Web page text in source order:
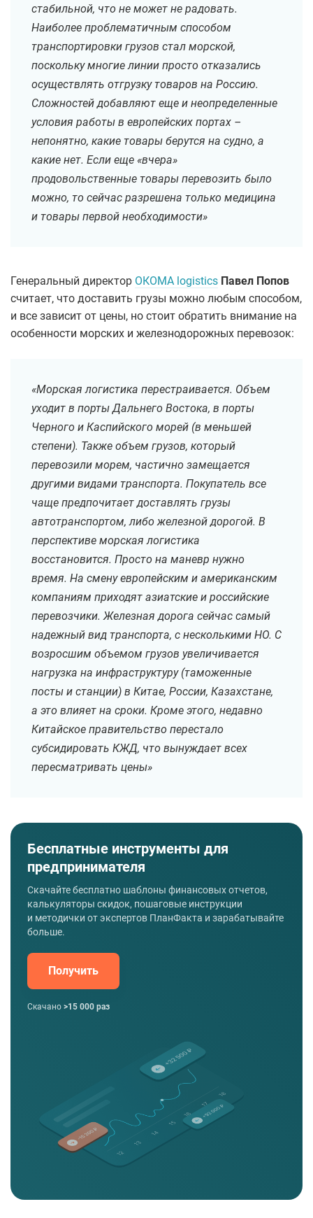
стабильной, что не может не радовать.
Наиболее проблематичным способом
транспортировки грузов стал морской,
поскольку многие линии просто отказались
осуществлять отгрузку товаров на Россию.
Сложностей добавляют еще и неопределенные
условия работы в европейских портах –
непонятно, какие товары берутся на судно, а
какие нет. Если еще «вчера»
продовольственные товары перевозить было
можно, то сейчас разрешена только медицина
и товары первой необходимости»
Генеральный директор ОКОМА logistics Павел Попов
считает, что доставить грузы можно любым способом,
и все зависит от цены, но стоит обратить внимание на
особенности морских и железнодорожных перевозок:
«Морская логистика перестраивается. Объем
уходит в порты Дальнего Востока, в порты
Черного и Каспийского морей (в меньшей
степени). Также объем грузов, который
перевозили морем, частично замещается
другими видами транспорта. Покупатель все
чаще предпочитает доставлять грузы
автотранспортом, либо железной дорогой. В
перспективе морская логистика
восстановится. Просто на маневр нужно
время. На смену европейским и американским
компаниям приходят азиатские и российские
перевозчики. Железная дорога сейчас самый
надежный вид транспорта, с несколькими НО. С
возросшим объемом грузов увеличивается
нагрузка на инфраструктуру (таможенные
посты и станции) в Китае, России, Казахстане,
а это влияет на сроки. Кроме этого, недавно
Китайское правительство перестало
субсидировать КЖД, что вынуждает всех
пересматривать цены»
Бесплатные инструменты для
предпринимателя
Скачайте бесплатно шаблоны финансовых отчетов,
калькуляторы скидок, пошаговые инструкции
и методички от экспертов ПланФакта и зарабатывайте
больше.
Получить
Скачано >15 000 раз